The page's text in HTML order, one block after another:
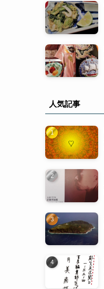
人気記事